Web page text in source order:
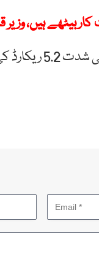
بیٹھے ہیں، وزیر
زلزلہ پیما مرکز